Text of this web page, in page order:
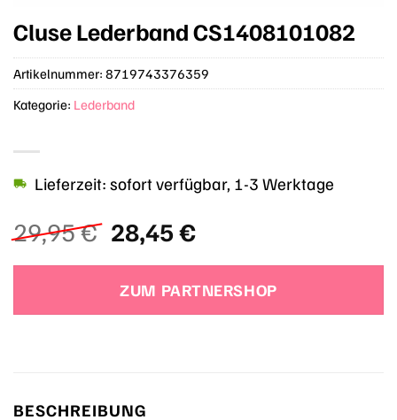
Cluse Lederband CS1408101082
29,95€ Ursprünglicher
Preis
war:
29,95 €
28,45€Aktueller
ist:
28,45 €.
Lieferzeit: sofort verfügbar, 1-3 Werktage
ZUM PARTNERSHOP
Artikelnummer: 8719743376359
Kategorie: Lederband
BESCHREIBUNG